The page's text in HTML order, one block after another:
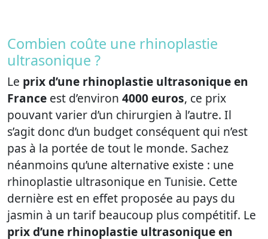
Combien coûte une rhinoplastie
ultrasonique ?
Le prix d’une rhinoplastie ultrasonique en
France est d’environ 4000 euros, ce prix
pouvant varier d’un chirurgien à l’autre. Il
s’agit donc d’un budget conséquent qui n’est
pas à la portée de tout le monde. Sachez
néanmoins qu’une alternative existe : une
rhinoplastie ultrasonique en Tunisie. Cette
dernière est en effet proposée au pays du
jasmin à un tarif beaucoup plus compétitif. Le
prix d’une rhinoplastie ultrasonique en